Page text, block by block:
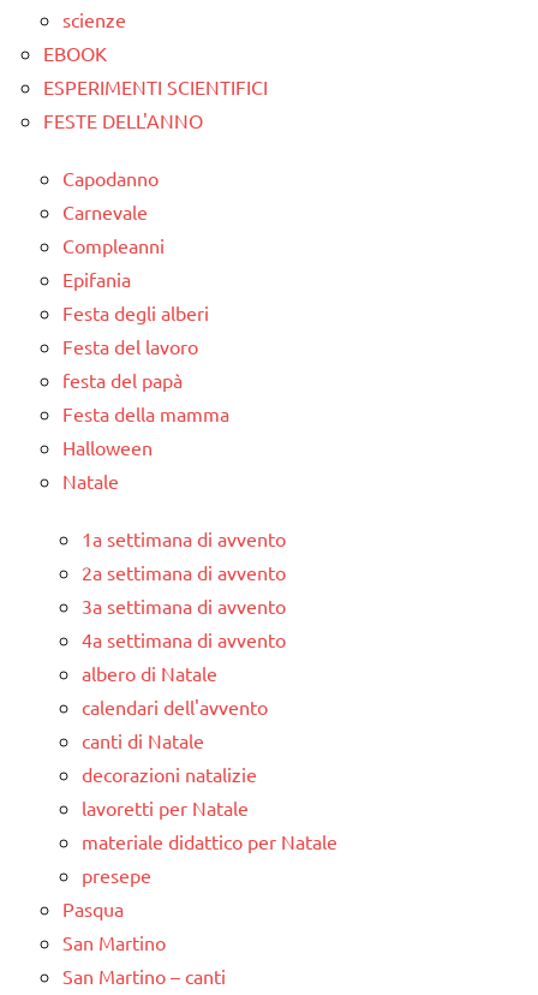
scienze
EBOOK
ESPERIMENTI SCIENTIFICI
FESTE DELL'ANNO
Capodanno
Carnevale
Compleanni
Epifania
Festa degli alberi
Festa del lavoro
festa del papà
Festa della mamma
Halloween
Natale
1a settimana di avvento
2a settimana di avvento
3a settimana di avvento
4a settimana di avvento
albero di Natale
calendari dell'avvento
canti di Natale
decorazioni natalizie
lavoretti per Natale
materiale didattico per Natale
presepe
Pasqua
San Martino
San Martino – canti